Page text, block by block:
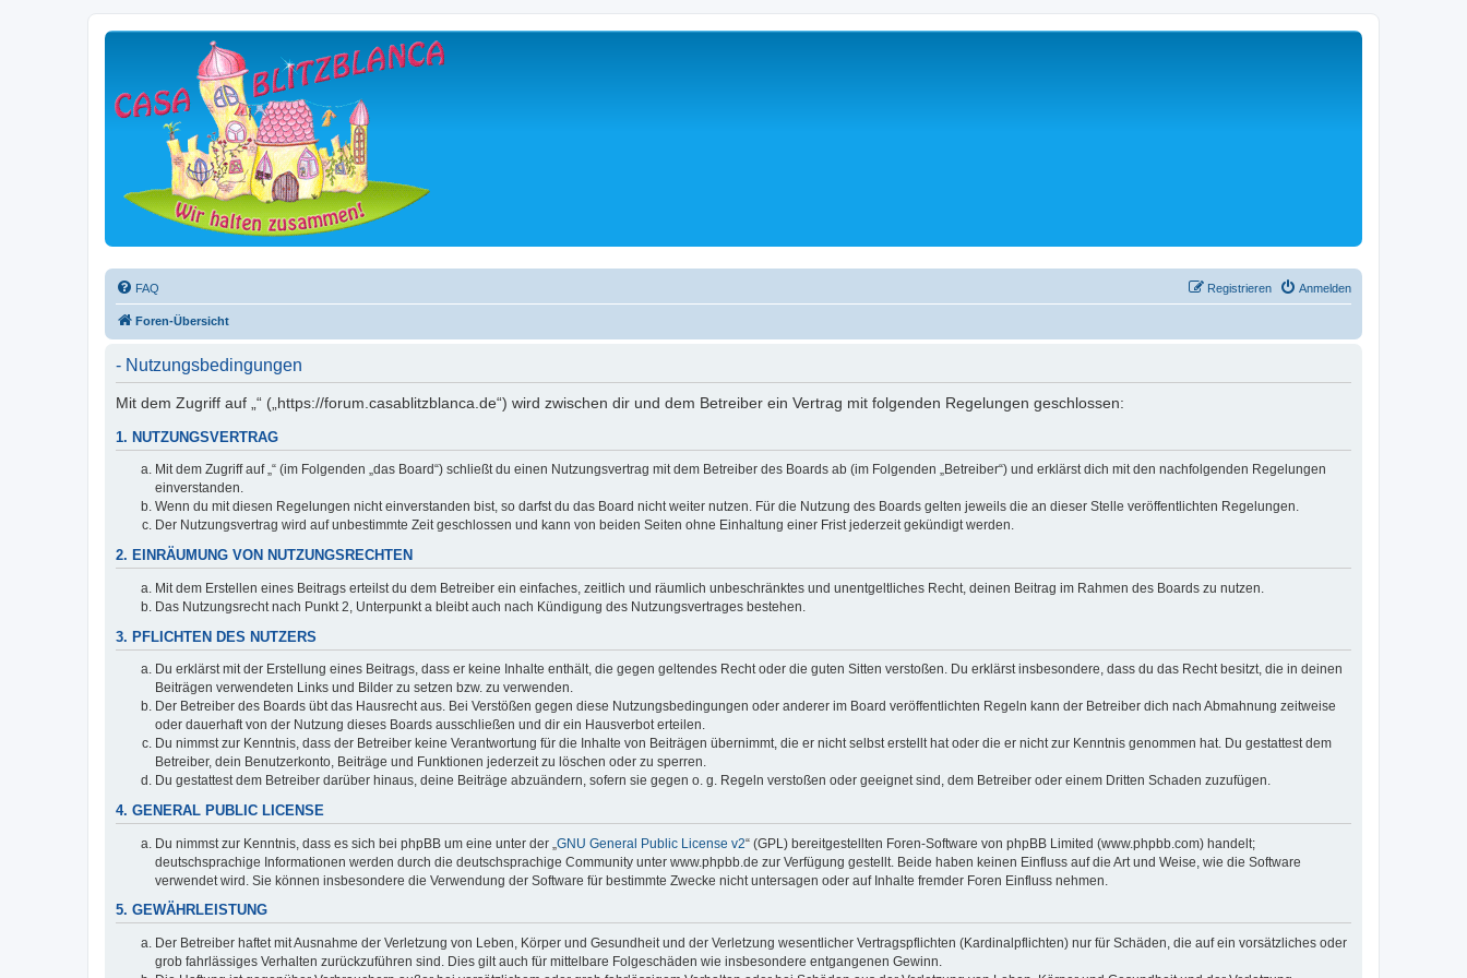
FAQ Anmelden
Registrieren
Foren-Übersicht
- Nutzungsbedingungen
Mit dem Zugriff auf „“ („https://forum.casablitzblanca.de“) wird zwischen dir und dem Betreiber ein Vertrag mit folgenden Regelungen geschlossen:
1. NUTZUNGSVERTRAG
Mit dem Zugriff auf „“ (im Folgenden „das Board“) schließt du einen Nutzungsvertrag mit dem Betreiber des Boards ab (im Folgenden „Betreiber“) und erklärst dich mit den nachfolgenden Regelungen
einverstanden.
Wenn du mit diesen Regelungen nicht einverstanden bist, so darfst du das Board nicht weiter nutzen. Für die Nutzung des Boards gelten jeweils die an dieser Stelle veröffentlichten Regelungen.
Der Nutzungsvertrag wird auf unbestimmte Zeit geschlossen und kann von beiden Seiten ohne Einhaltung einer Frist jederzeit gekündigt werden.
2. EINRÄUMUNG VON NUTZUNGSRECHTEN
Mit dem Erstellen eines Beitrags erteilst du dem Betreiber ein einfaches, zeitlich und räumlich unbeschränktes und unentgeltliches Recht, deinen Beitrag im Rahmen des Boards zu nutzen.
Das Nutzungsrecht nach Punkt 2, Unterpunkt a bleibt auch nach Kündigung des Nutzungsvertrages bestehen.
3. PFLICHTEN DES NUTZERS
Du erklärst mit der Erstellung eines Beitrags, dass er keine Inhalte enthält, die gegen geltendes Recht oder die guten Sitten verstoßen. Du erklärst insbesondere, dass du das Recht besitzt, die in deinen
Beiträgen verwendeten Links und Bilder zu setzen bzw. zu verwenden.
Der Betreiber des Boards übt das Hausrecht aus. Bei Verstößen gegen diese Nutzungsbedingungen oder anderer im Board veröffentlichten Regeln kann der Betreiber dich nach Abmahnung zeitweise
oder dauerhaft von der Nutzung dieses Boards ausschließen und dir ein Hausverbot erteilen.
Du nimmst zur Kenntnis, dass der Betreiber keine Verantwortung für die Inhalte von Beiträgen übernimmt, die er nicht selbst erstellt hat oder die er nicht zur Kenntnis genommen hat. Du gestattest dem
Betreiber, dein Benutzerkonto, Beiträge und Funktionen jederzeit zu löschen oder zu sperren.
Du gestattest dem Betreiber darüber hinaus, deine Beiträge abzuändern, sofern sie gegen o. g. Regeln verstoßen oder geeignet sind, dem Betreiber oder einem Dritten Schaden zuzufügen.
4. GENERAL PUBLIC LICENSE
Du nimmst zur Kenntnis, dass es sich bei phpBB um eine unter der „ GNU General Public License v2“ (GPL) bereitgestellten Foren-Software von phpBB Limited (www.phpbb.com) handelt;
deutschsprachige Informationen werden durch die deutschsprachige Community unter www.phpbb.de zur Verfügung gestellt. Beide haben keinen Einfluss auf die Art und Weise, wie die Software
verwendet wird. Sie können insbesondere die Verwendung der Software für bestimmte Zwecke nicht untersagen oder auf Inhalte fremder Foren Einfluss nehmen.
5. GEWÄHRLEISTUNG
Der Betreiber haftet mit Ausnahme der Verletzung von Leben, Körper und Gesundheit und der Verletzung wesentlicher Vertragspflichten (Kardinalpflichten) nur für Schäden, die auf ein vorsätzliches oder
grob fahrlässiges Verhalten zurückzuführen sind. Dies gilt auch für mittelbare Folgeschäden wie insbesondere entgangenen Gewinn.